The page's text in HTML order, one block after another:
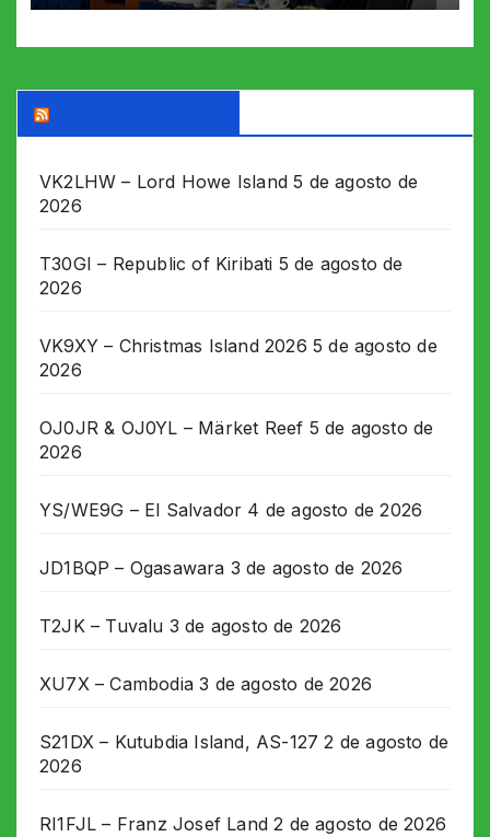
VK2LHW – Lord Howe Island 5 de agosto de
2026
T30GI – Republic of Kiribati 5 de agosto de
2026
VK9XY – Christmas Island 2026 5 de agosto de
2026
OJ0JR & OJ0YL – Märket Reef 5 de agosto de
2026
YS/WE9G – El Salvador 4 de agosto de 2026
JD1BQP – Ogasawara 3 de agosto de 2026
T2JK – Tuvalu 3 de agosto de 2026
XU7X – Cambodia 3 de agosto de 2026
S21DX – Kutubdia Island, AS-127 2 de agosto de
2026
RI1FJL – Franz Josef Land 2 de agosto de 2026